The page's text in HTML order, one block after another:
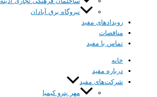
نیروگاه برق آبادان
رویداد‌های مفید
مناقصات
تماس با مفید
درباره‌ مفید
شرکت‌های مفید
مهر پترو کیمیا